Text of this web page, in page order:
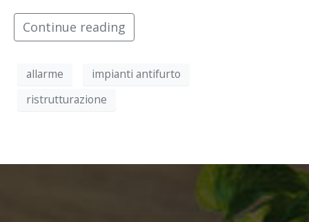
Continue reading
allarme
impianti antifurto
ristrutturazione